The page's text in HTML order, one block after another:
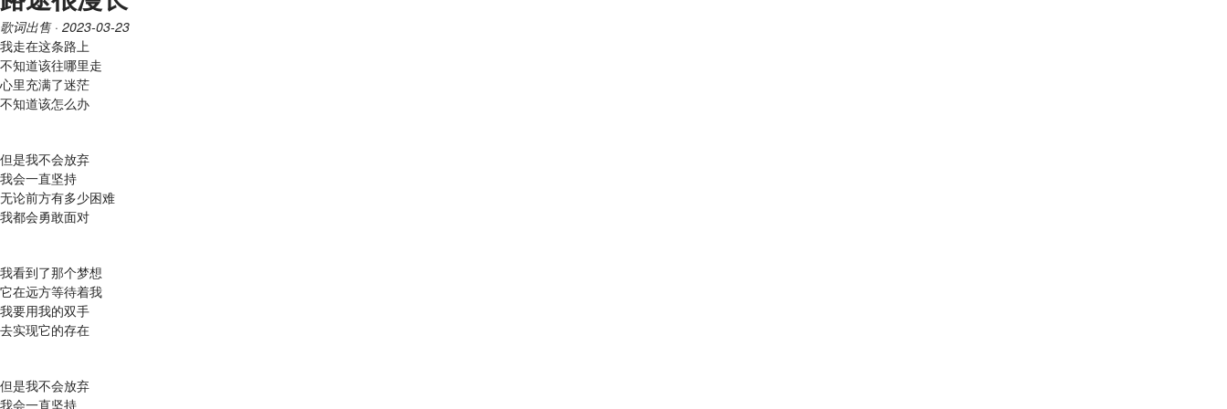
歌词出售· 2023-03-23
我走在这条路上
不知道该往哪里走
心里充满了迷茫
不知道该怎么办
但是我不会放弃
我会一直坚持
无论前方有多少困难
我都会勇敢面对
我看到了那个梦想
它在远方等待着我
我要用我的双手
去实现它的存在
但是我不会放弃
我会一直坚持